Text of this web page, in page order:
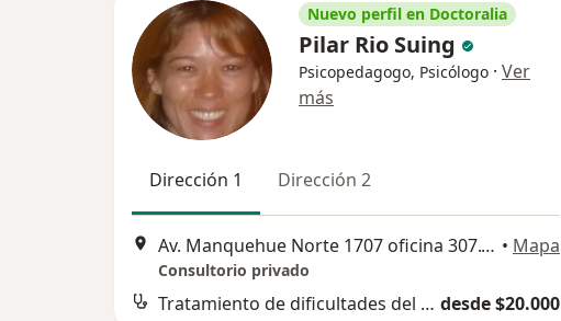
Nuevo perfil en Doctoralia
Pilar Rio Suing
Psicopedagogo, Psicólogo · Ver
más
Dirección 1 Dirección 2
Av. Manquehue Norte 1707 oficina 307.Vitacura. , Vitacura • Mapa
Consultorio privado
Tratamiento de dificultades del aprendizaje desde $20.000